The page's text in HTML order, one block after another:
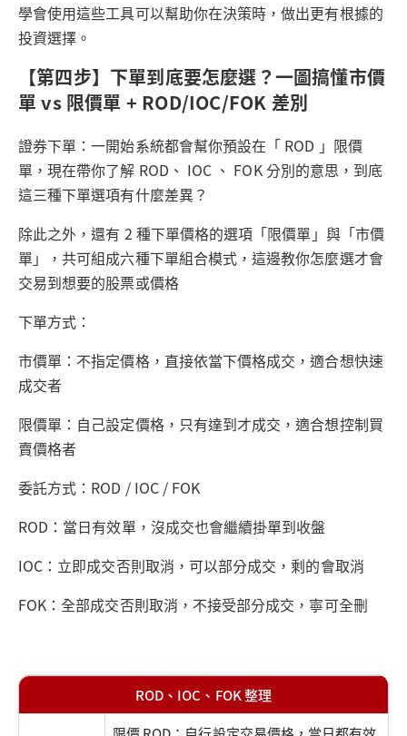
學會使用這些工具可以幫助你在決策時，做出更有根據的
投資選擇。
【第四步】下單到底要怎麼選？一圖搞懂市價
單 vs 限價單 + ROD/IOC/FOK 差別
證券下單：一開始系統都會幫你預設在「 ROD 」限價
單，現在帶你了解 ROD、 IOC 、 FOK 分別的意思，到底
這三種下單選項有什麼差異？
除此之外，還有 2 種下單價格的選項「限價單」與「市價
單」，共可組成六種下單組合模式，這邊教你怎麼選才會
交易到想要的股票或價格
下單方式：
市價單：不指定價格，直接依當下價格成交，適合想快速
成交者
限價單：自己設定價格，只有達到才成交，適合想控制買
賣價格者
委託方式：ROD / IOC / FOK
ROD：當日有效單，沒成交也會繼續掛單到收盤
IOC：立即成交否則取消，可以部分成交，剩的會取消
FOK：全部成交否則取消，不接受部分成交，寧可全刪
ROD、IOC、FOK 整理